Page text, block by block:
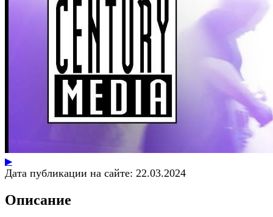
▶
Дата публикации на сайте: 22.03.2024
Описание